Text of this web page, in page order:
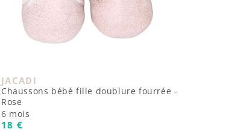
Fournisseur :
JACADI
Chaussons bébé fille doublure fourrée -
Rose
6 mois
Prix habituel
18 €